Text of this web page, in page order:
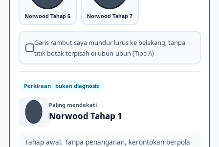
Norwood Tahap 6 Norwood Tahap 7
Garis rambut saya mundur lurus ke belakang, tanpa
titik botak terpisah di ubun-ubun (Tipe A)
Perkiraan · bukan diagnosis
Paling mendekati
Norwood Tahap 1
Tahap awal. Tanpa penanganan, kerontokan berpola